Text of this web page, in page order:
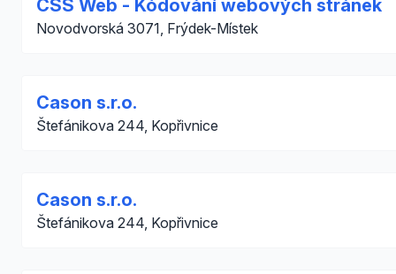
CSS Web - Kódování webových stránek
Novodvorská 3071, Frýdek-Místek
Cason s.r.o.
Štefánikova 244, Kopřivnice
Cason s.r.o.
Štefánikova 244, Kopřivnice